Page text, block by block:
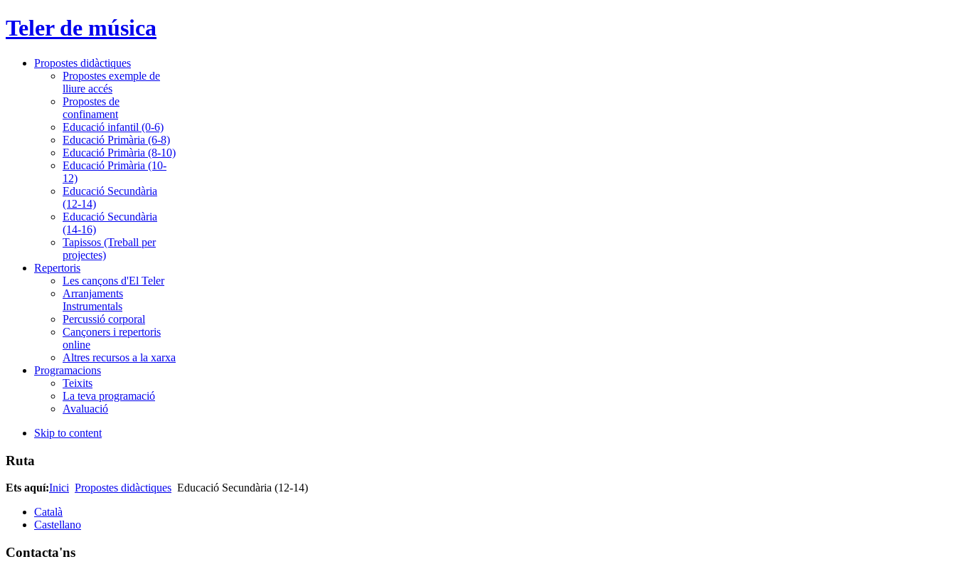
Teler de música
Propostes didàctiques
Propostes exemple de
lliure accés
Propostes de
confinament
Educació infantil (0-6)
Educació Primària (6-8)
Educació Primària (8-10)
Educació Primària (10-
12)
Educació Secundària
(12-14)
Educació Secundària
(14-16)
Tapissos (Treball per
projectes)
Repertoris
Les cançons d'El Teler
Arranjaments
Instrumentals
Percussió corporal
Cançoners i repertoris
online
Altres recursos a la xarxa
Programacions
Teixits
La teva programació
Avaluació
Skip to content
Ruta
Ets aquí:Inici Propostes didàctiques Educació Secundària (12-14)
Català
Castellano
Contacta'ns